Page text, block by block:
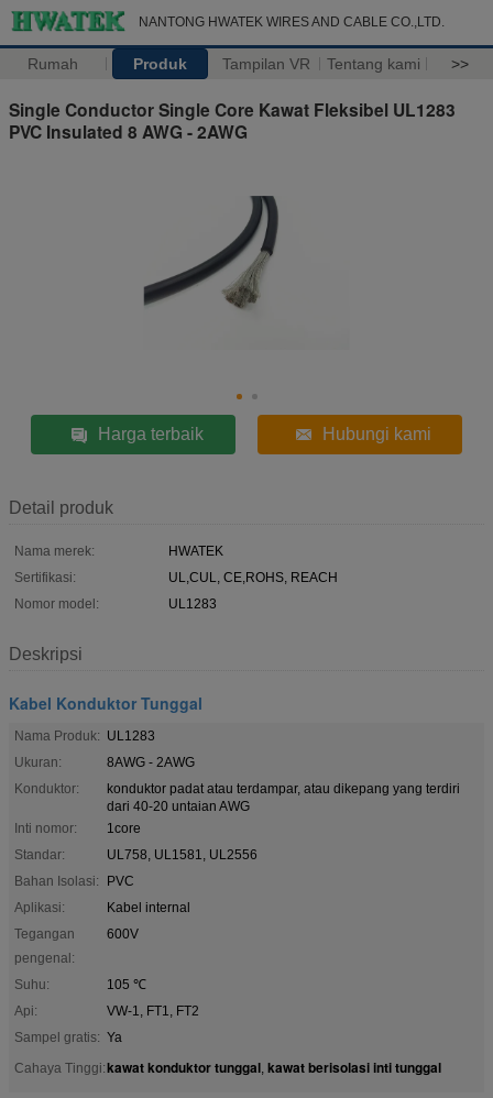
NANTONG HWATEK WIRES AND CABLE CO.,LTD.
Rumah Produk Tampilan VR Tentang kami >>
Single Conductor Single Core Kawat Fleksibel UL1283
PVC Insulated 8 AWG - 2AWG
Harga terbaik Hubungi kami
Detail produk
Nama merek:
HWATEK
Sertifikasi:
UL,CUL, CE,ROHS, REACH
Nomor model:
UL1283
Deskripsi
Kabel Konduktor Tunggal
Nama Produk: UL1283
Ukuran:
8AWG - 2AWG
Konduktor:
konduktor padat atau terdampar, atau dikepang yang terdiri
dari 40-20 untaian AWG
Inti nomor:
1core
Standar:
UL758, UL1581, UL2556
Bahan Isolasi:
PVC
Aplikasi:
Kabel internal
Tegangan
pengenal:
600V
Suhu:
105 ℃
Api:
VW-1, FT1, FT2
Sampel gratis: Ya
Cahaya Tinggi:kawat konduktor tunggal, kawat berisolasi inti tunggal